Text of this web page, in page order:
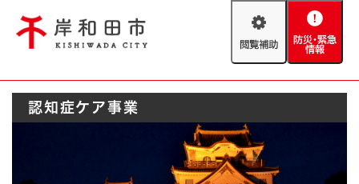
閲
助
防
緊
情
Foreign language
防災・緊急情報
AED設置箇所
認知症ケア事業